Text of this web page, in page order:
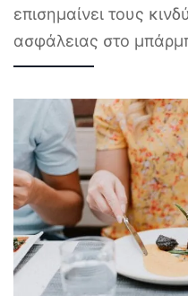
επισημαίνει τους
ασφάλειας στο